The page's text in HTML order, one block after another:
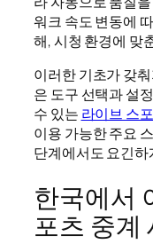
워크 속도 변동에
해, 시청 환경에 맞
이러한 기초가 갖
은 도구 선택과 설
수 있는 라이브 스
이용 가능한 주요
단계에서도 요긴하
한국에서
포츠 중계